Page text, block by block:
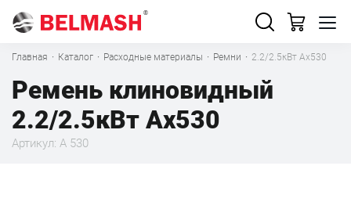
Главная · Каталог · Расходные материалы · Ремни · 2.2/2.5кВт Ах530
Ремень клиновидный
2.2/2.5кВт Ах530
Артикул: А 530